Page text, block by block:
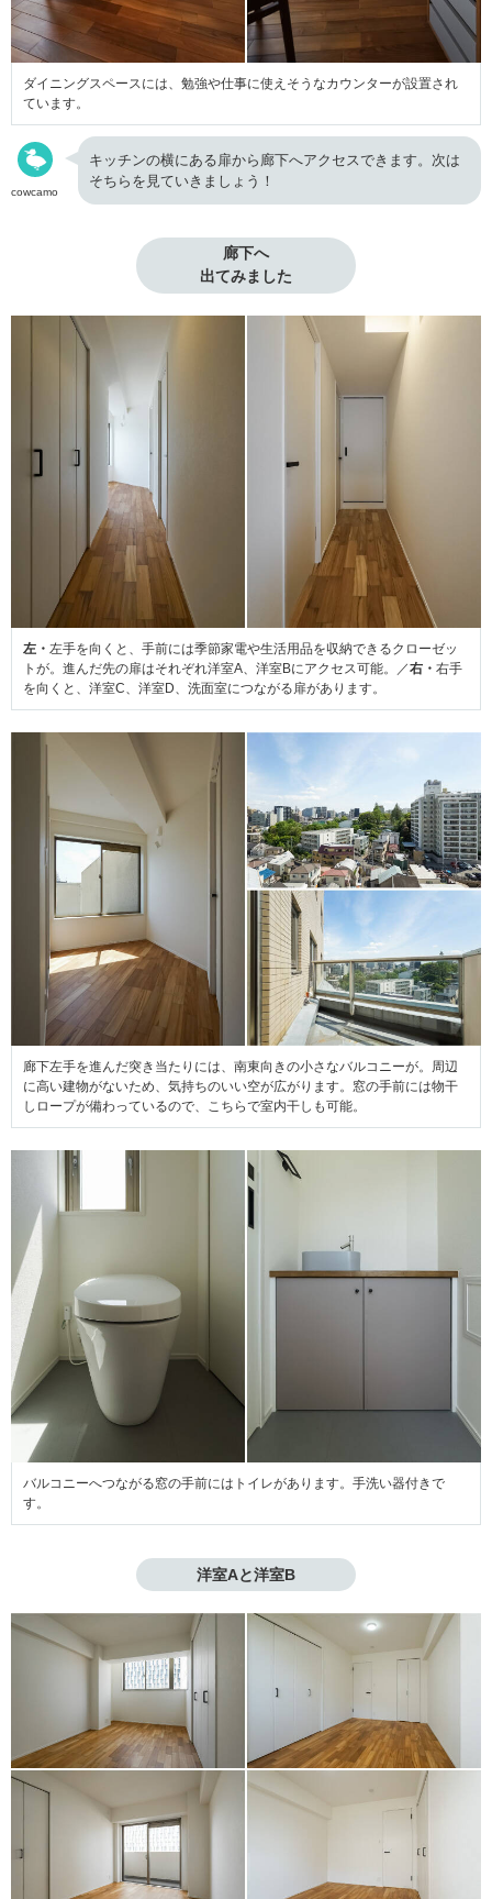
ダイニングスペースには、勉強や仕事に使えそうなカウンターが設置され
ています。
cowcamo
キッチンの横にある扉から廊下へアクセスできます。次は
そちらを見ていきましょう！
廊下へ
出てみました
左・ 左手を向くと、手前には季節家電や生活用品を収納できるクローゼッ
トが。進んだ先の扉はそれぞれ洋室A、洋室Bにアクセス可能。／右・ 右手
を向くと、洋室C、洋室D、洗面室につながる扉があります。
廊下左手を進んだ突き当たりには、南東向きの小さなバルコニーが。周辺
に高い建物がないため、気持ちのいい空が広がります。窓の手前には物干
しロープが備わっているので、こちらで室内干しも可能。
バルコニーへつながる窓の手前にはトイレがあります。手洗い器付きで
す。
洋室Aと洋室B